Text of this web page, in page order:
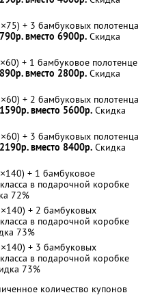
+ 3 бамбуковых полотенца
вместо 6900р. Скидка
+ 1 бамбуковое полотенце
890р. вместо 2800р. Скидка
+ 2 бамбуковых полотенца
1590р. вместо 5600р. Скидка
+ 3 бамбуковых полотенца
2190р. вместо 8400р. Скидка
+ 1 бамбуковое
в подарочной коробке
72%
+ 2 бамбуковых
в подарочной коробке
73%
+ 3 бамбуковых
в подарочной коробке
73%
количество купонов